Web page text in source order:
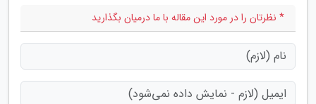
* نظرتان را در مورد این مقاله با ما درمیان بگذارید